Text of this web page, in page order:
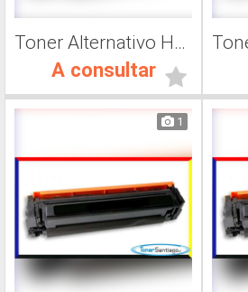
Toner Alternativo Hp CF501A, Impresora Láser
A consultar
1